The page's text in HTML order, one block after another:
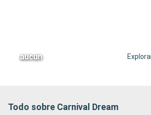
aucun
Todo sobre Carnival Dream